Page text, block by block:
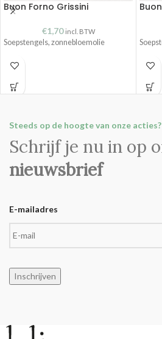
Buon Forno Grissini
€1,70 incl. BTW
Soepstengels, zonnebloemolie
Steeds op de hoogte van onze acties?
Schrijf je nu in op
nieuwsbrief
E-mailadres
Inschrijven